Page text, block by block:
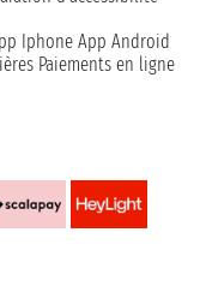
Iphone App Android
Paiements en ligne